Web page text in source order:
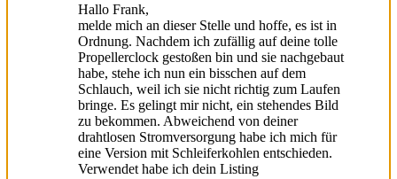
Hallo Frank,
melde mich an dieser Stelle und hoffe, es ist in
Ordnung. Nachdem ich zufällig auf deine tolle
Propellerclock gestoßen bin und sie nachgebaut
habe, stehe ich nun ein bisschen auf dem
Schlauch, weil ich sie nicht richtig zum Laufen
bringe. Es gelingt mir nicht, ein stehendes Bild
zu bekommen. Abweichend von deiner
drahtlosen Stromversorgung habe ich mich für
eine Version mit Schleiferkohlen entschieden.
Verwendet habe ich dein Listing